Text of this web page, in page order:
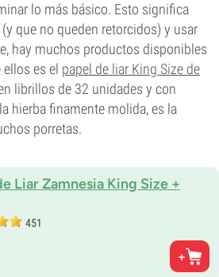
lo más básico. Esto significa
(y que no queden retorcidos) y usar
hay muchos productos disponibles
ellos es el papel de liar King Size de
librillos de 32 unidades y con
hierba finamente molida, es la
porretas.
Liar Zamnesia King Size +
451